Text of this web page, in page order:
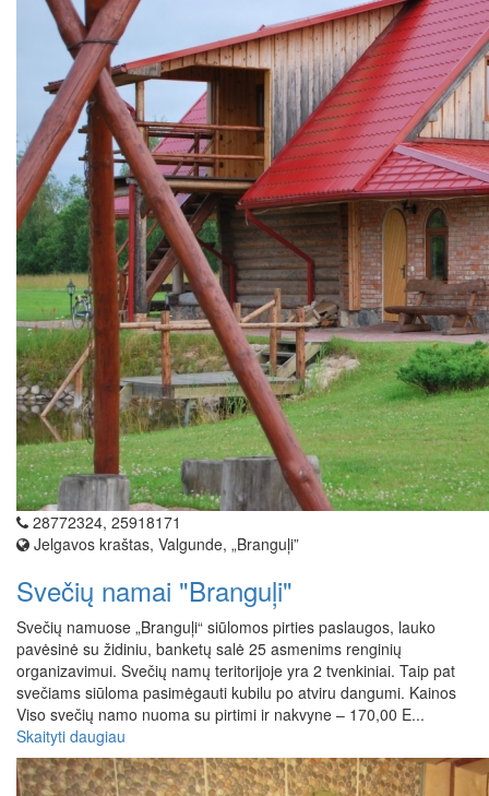
28772324, 25918171
Jelgavos kraštas, Valgunde, „Branguļi”
Svečių namai "Branguļi"
Svečių namuose „Branguļi“ siūlomos pirties paslaugos, lauko
pavėsinė su židiniu, banketų salė 25 asmenims renginių
organizavimui. Svečių namų teritorijoje yra 2 tvenkiniai. Taip pat
svečiams siūloma pasimėgauti kubilu po atviru dangumi. Kainos
Viso svečių namo nuoma su pirtimi ir nakvyne – 170,00 E...
Skaityti daugiau